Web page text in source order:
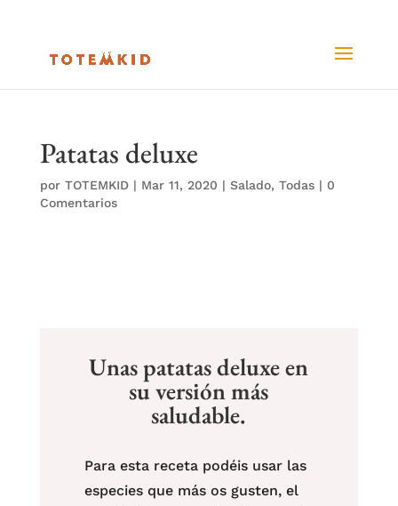
Patatas deluxe
por TOTEMKID| Mar 11, 2020 | Salado, Todas| 0
Comentarios
Unas patatas deluxe en
su versión más
saludable.
Para esta receta podéis usar las
especies que más os gusten, el